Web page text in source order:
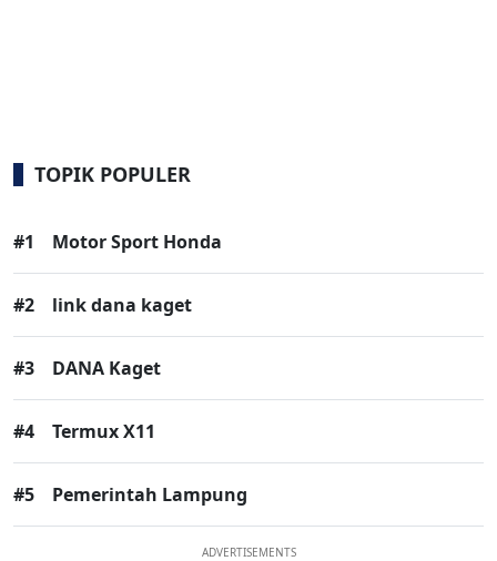
TOPIK POPULER
#1 Motor Sport Honda
#2 link dana kaget
#3 DANA Kaget
#4 Termux X11
#5 Pemerintah Lampung
ADVERTISEMENTS